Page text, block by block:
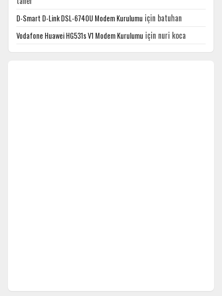
D-Smart D-Link DSL-6740U Modem Kurulumu için batuhan
Vodafone Huawei HG531s V1 Modem Kurulumu için nuri koca